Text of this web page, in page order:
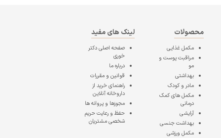
محصولات
مکمل غذایی
مراقبت پوست و
مو
بهداشتی
مادر و کودک
مکمل های کمک
درمانی
آرایشی
بهداشت جنسی
مکمل ورزشی
لینک های مفید
صفحه اصلیدکتر
خوری
درباره ما
قوانین و مقررات
راهنمای خرید از
داروخانه آنلاین
مجوزها و پروانه ها
حفظ و رعایت حریم
شخصی مشتریان